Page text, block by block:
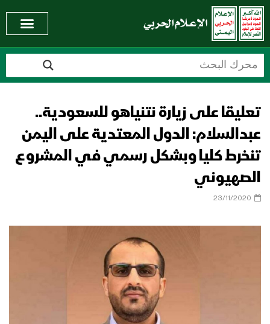
تعليقا على زيارة نتنياهو للسعودية..
عبدالسلام: الدول المعتدية على اليمن
تنخرط كليا وبشكل رسمي في المشروع
الصهيوني
23/11/2020